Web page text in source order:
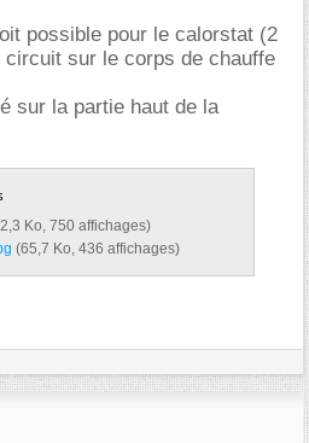
possible pour le calorstat (2
sur le corps de chauffe
sur la partie haut de la
Ko, 750 affichages)
(65,7 Ko, 436 affichages)